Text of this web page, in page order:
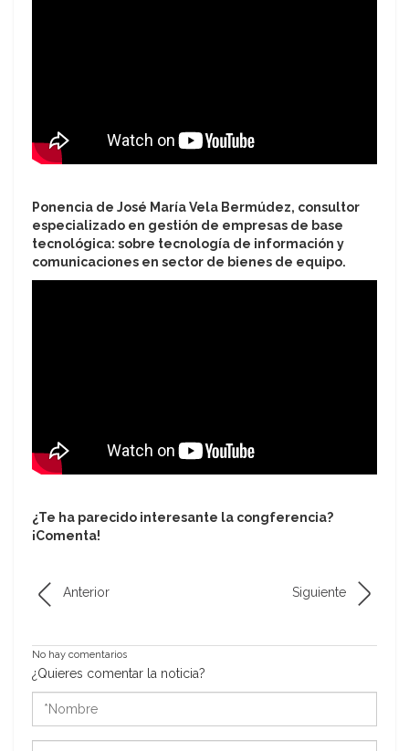
Ponencia de José María Vela Bermúdez, consultor
especializado en gestión de empresas de base
tecnológica: sobre tecnología de información y
comunicaciones en sector de bienes de equipo.
¿Te ha parecido interesante la congferencia?
¡Comenta!
Anterior Siguiente
No hay comentarios
¿Quieres comentar la noticia?